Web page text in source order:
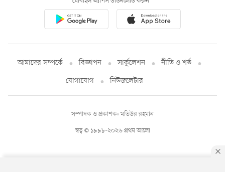
আমাদের সম্পর্কে বিজ্ঞাপন সার্কুলেশন
নীতি ও শর্ত
যোগাযোগ
নিউজলেটার
স্বত্ব © ১৯৯৮-২০২৬ প্রথম আলো
সম্পাদক ও প্রকাশক: মতিউর রহমান